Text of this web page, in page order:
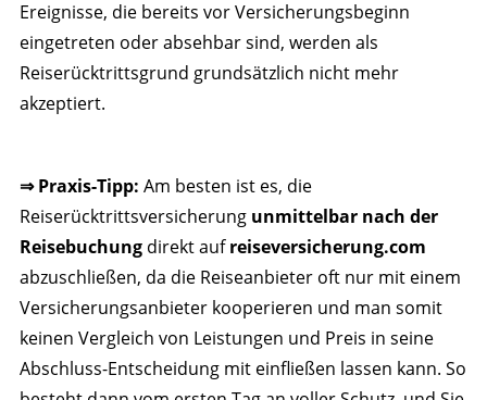
Ereignisse, die bereits vor Versicherungsbeginn
eingetreten oder absehbar sind, werden als
Reiserücktrittsgrund grundsätzlich nicht mehr
akzeptiert.
⇒ Praxis-Tipp: Am besten ist es, die
Reiserücktrittsversicherung unmittelbar nach der
Reisebuchungdirekt aufreiseversicherung.com
abzuschließen, da die Reiseanbieter oft nur mit einem
Versicherungsanbieter kooperieren und man somit
keinen Vergleich von Leistungen und Preis in seine
Abschluss-Entscheidung mit einfließen lassen kann. So